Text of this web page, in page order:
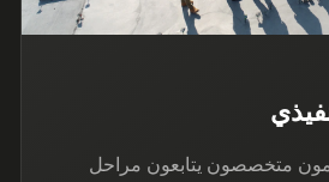
متخصصون يتابعون مراحل